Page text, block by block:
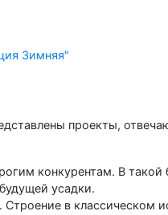
Зимняя"
проекты,
конкурентам. В такой
усадки.
в классическом